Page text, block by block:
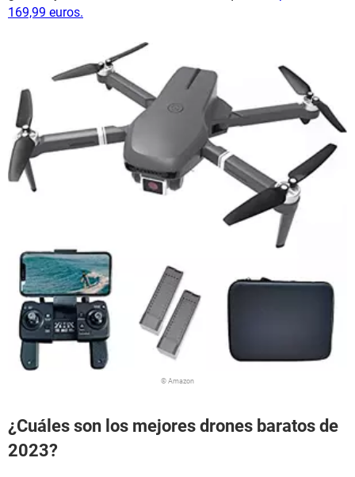
169,99 euros.
© Amazon
¿Cuáles son los mejores drones baratos de
2023?